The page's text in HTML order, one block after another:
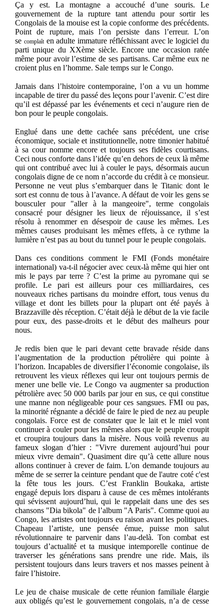
Ça y est. La montagne a accouché d’une souris. Le
gouvernement de la rupture tant attendu pour sortir les
Congolais de la mouise est la copie conforme des précédents.
Point de rupture, mais l’on persiste dans l’erreur. L’on
se complaîten adulte immature réfléchissant avec le logiciel du
parti unique du XXème siècle. Encore une occasion ratée
même pour avoir l’estime de ses partisans. Car même eux ne
croient plus en l’homme. Sale temps sur le Congo.
Jamais dans l’histoire contemporaine, l’on a vu un homme
incapable de tirer du passé des leçons pour l’avenir. C’est dire
qu’il est dépassé par les événements et ceci n’augure rien de
bon pour le peuple congolais.
Englué dans une dette cachée sans précédent, une crise
économique, sociale et institutionnelle, notre timonier habitué
à sa cour nomme encore et toujours ses fidèles courtisans.
Ceci nous conforte dans l’idée qu’en dehors de ceux là même
qui ont contribué avec lui à couler le pays, désormais aucun
congolais digne de ce nom n’accorde du crédit à ce monsieur.
Personne ne veut plus s’embarquer dans le Titanic dont le
sort est connu de tous à l’avance. A défaut de voir les gens se
bousculer pour "aller à la mangeoire", terme congolais
consacré pour désigner les lieux de réjouissance, il s’est
résolu à renommer en désespoir de cause les mêmes. Les
mêmes causes produisant les mêmes effets, à ce rythme la
lumière n’est pas au bout du tunnel pour le peuple congolais.
Dans ces conditions comment le FMI (Fonds monétaire
international) va-t-il négocier avec ceux-là même qui hier ont
mis le pays par terre ? C’est la prime au pyromane qui se
profile. Le pari est ailleurs pour ces milliardaires, ces
nouveaux riches partisans du moindre effort, tous venus du
village et dont les billets pour la plupart ont été payés à
Brazzaville dès réception. C’était déjà le début de la vie facile
pour eux, des passe-droits et le début des malheurs pour
nous.
Je redis bien que le pari devant cette bravade réside dans
l’augmentation de la production pétrolière qui pointe à
l’horizon. Incapables de diversifier l’économie congolaise, ils
retrouvent les vieux réflexes qui leur ont toujours permis de
mener une belle vie. Le Congo va augmenter sa production
pétrolière avec 50 000 barils par jour en sus, ce qui constitue
une manne non négligeable pour ces sangsues. FMI ou pas,
la minorité régnante a décidé de faire le pied de nez au peuple
congolais. Force est de constater que le lait et le miel vont
continuer à couler pour les mêmes alors que le peuple croupit
et croupira toujours dans la misère. Nous voilà revenus au
fameux slogan d’hier : "Vivre durement aujourd’hui pour
mieux vivre demain". Quasiment dire qu’à cette allure nous
allons continuer à crever de faim. L'on demande toujours au
même de se serrer la ceinture pendant que de l'autre coté c'est
la fête tous les jours. C’est Franklin Boukaka, artiste
engagé depuis lors disparu à cause de ces mêmes intolérants
qui sévissent aujourd’hui, qui le rappelait dans une des ses
chansons "Dia bikola" de l’album "A Paris". Comme quoi au
Congo, les artistes ont toujours eu raison avant les politiques.
Chapeau l’artiste, une pensée émue, puisse mon salut
révolutionnaire te parvenir dans l’au-delà. Ton combat est
toujours d’actualité et ta musique intemporelle continue de
traverser les générations sans prendre une ride. Mais, ils
persistent toujours dans leurs travers et nos masses peinent à
faire l’histoire.
Le jeu de chaise musicale de cette réunion familiale élargie
aux obligés qu’est le gouvernement congolais, n’a de cesse